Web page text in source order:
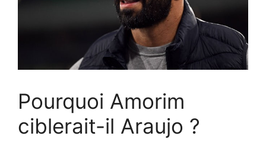
Pourquoi Amorim
ciblerait-il Araujo ?